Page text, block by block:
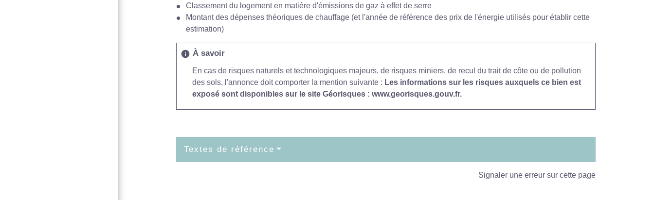
Classement du logement en matière d'émissions de gaz à effet de serre
Montant des dépenses théoriques de chauffage (et l'année de référence des prix de l'énergie utilisés pour établir cette
estimation)
info À savoir
En cas de risques naturels et technologiques majeurs, de risques miniers, de recul du trait de côte ou de pollution
des sols, l'annonce doit comporter la mention suivante : Les informations sur les risques auxquels ce bien est
exposé sont disponibles sur le site Géorisques : www.georisques.gouv.fr.
Textes de référence
Signaler une erreur sur cette page